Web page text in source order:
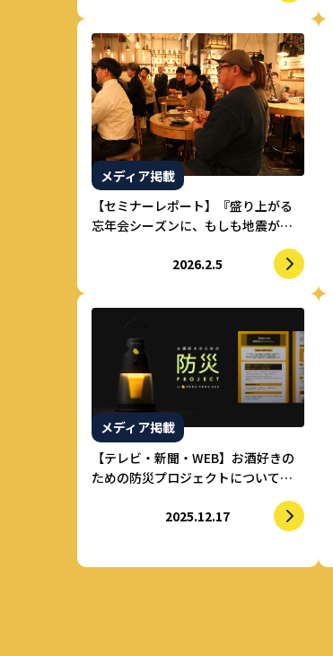
メディア掲載
【セミナーレポート】『盛り上がる
忘年会シーズンに、もしも地震がき
たら？』飲食店スタッフ向け防災セ
2026.2.5
メディア掲載
【テレビ・新聞・WEB】お酒好きの
ための防災プロジェクトについて複
2025.12.17